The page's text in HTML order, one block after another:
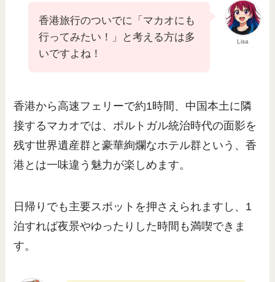
Lisa
香港旅行のついでに「マカオにも
行ってみたい！」と考える方は多
いですよね！
香港から高速フェリーで約1時間、中国本土に隣
接するマカオでは、ポルトガル統治時代の面影を
残す世界遺産群と豪華絢爛なホテル群という、香
港とは一味違う魅力が楽しめます。
日帰りでも主要スポットを押さえられますし、1
泊すれば夜景やゆったりした時間も満喫できま
す。